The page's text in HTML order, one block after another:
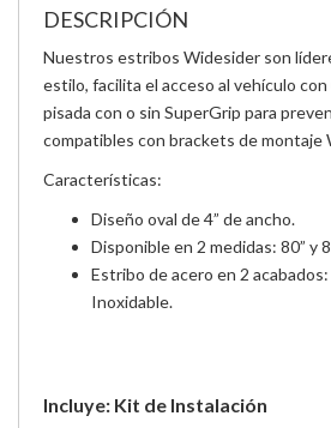
DESCRIPCIÓN
Nuestros estribos Widesider son
estilo, facilita el acceso al vehículo
pisada con o sin SuperGrip para
compatibles con brackets de montaje
Características:
Diseño oval de 4” de ancho.
Disponible en 2 medidas: 80” y
Estribo de acero en 2
Inoxidable.
Incluye: Kit de Instalación